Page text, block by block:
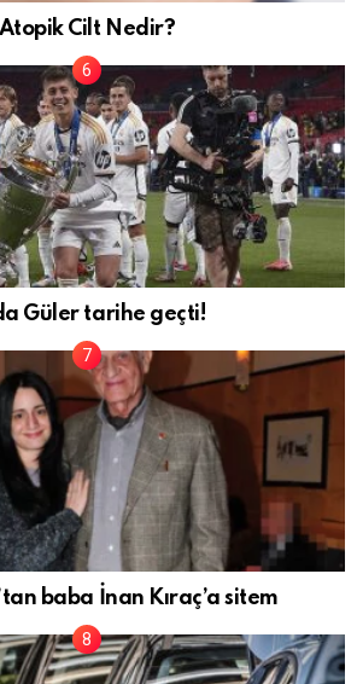
Atopik Cilt Nedir?
Güler tarihe geçti!
baba İnan Kıraç’a sitem